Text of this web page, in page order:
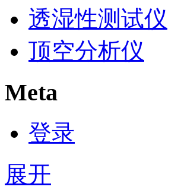
透湿性测试仪
顶空分析仪
Meta
登录
展开